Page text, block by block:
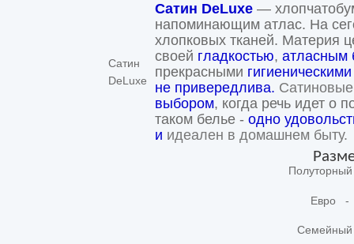
Сатин
DeLuxe
Сатин DeLuxe—
напоминающим атлас. На
хлопковых тканей. Материя
своей гладкостью, атласным
прекрасными
не привередлива.
выбором, когда речь идет о
таком белье - одно
и идеален в домашнем быту.
Евро -